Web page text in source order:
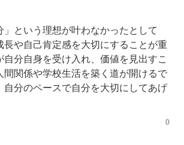
」という理想が叶わなかったとして
長や自己肯定感を大切にすることが重
自分自身を受け入れ、価値を見出すこ
間関係や学校生活を築く道が開けるで
自分のペースで自分を大切にしてあげ
0